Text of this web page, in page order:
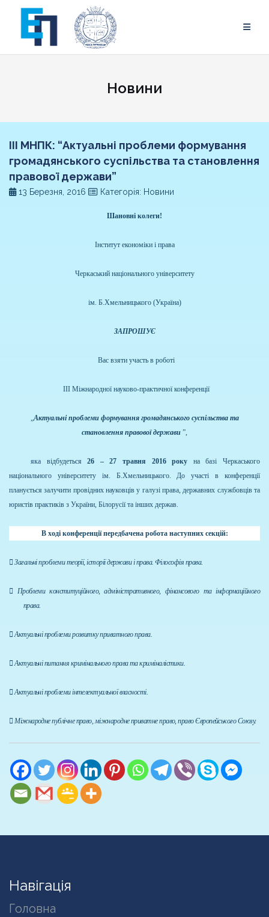
content
Новини
ІІІ МНПК: “Актуальні проблеми формування
громадянського суспільства та становлення
правової держави”
13 Березня, 2016 Категорія: Новини
Шановні колеги!
Інститут економіки і права
Черкаський національного університету
ім. Б.Хмельницького (Україна)
ЗАПРОШУЄ
Вас взяти участь в роботі
ІІІ Міжнародної науково-практичної конференції
„Актуальні проблеми формування громадянського суспільства та
становлення правової держави ”,
яка відбудеться26 – 27 травня 2016 року на базі Черкаського
національного університету ім. Б.Хмельницького. До участі в конференції
планується залучити провідних науковців у галузі права, державних службовців та
юристів практиків з України, Білорусії та інших держав.
В ході конференції передбачена робота наступних секцій:
Загальні проблеми теорії, історії держави і права. Філософія права.
 Проблеми конституційного, адміністративного, фінансового та інформаційного
права.
Актуальні проблеми розвитку приватного права.
Актуальні питання кримінального права та криміналістики.
Актуальні проблеми інтелектуальної власності.
Міжнародне публічне право, міжнародне приватне право, право Європейського Союзу.
Навігація
Головна